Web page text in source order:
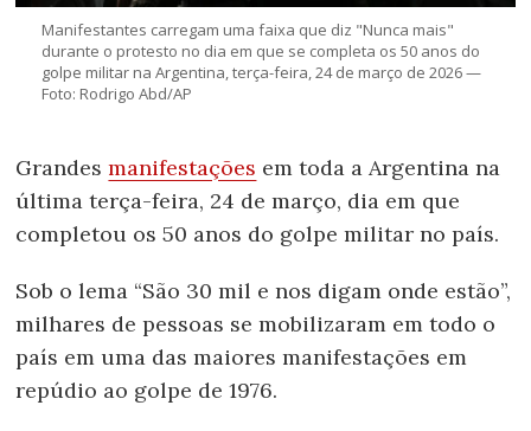
Manifestantes carregam uma faixa que diz "Nunca mais"
durante o protesto no dia em que se completa os 50 anos do
golpe militar na Argentina, terça-feira, 24 de março de 2026 —
Foto: Rodrigo Abd/AP
Grandesmanifestações em toda a Argentina na
última terça-feira, 24 de março, dia em que
completou os 50 anos do golpe militar no país.
Sob o lema “São 30 mil e nos digam onde estão”,
milhares de pessoas se mobilizaram em todo o
país em uma das maiores manifestações em
repúdio ao golpe de 1976.